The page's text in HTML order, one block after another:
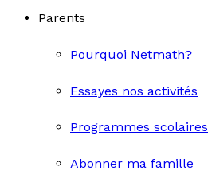
Parents
Pourquoi Netmath?
Essayes nos activités
Programmes scolaires
Abonner ma famille